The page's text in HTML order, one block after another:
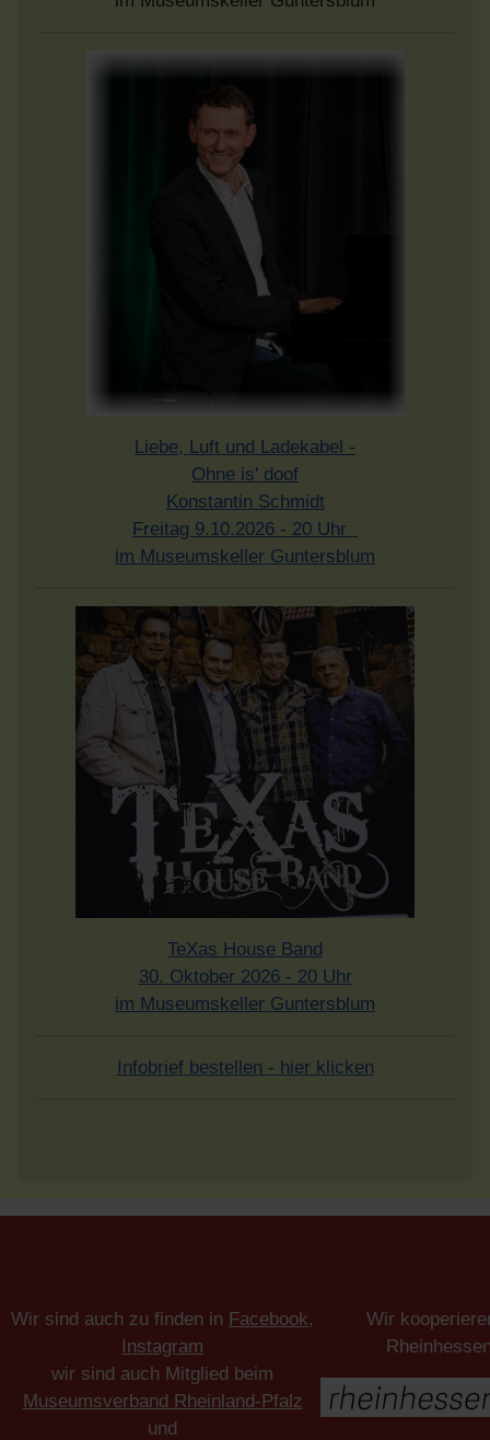
Liebe, Luft und Ladekabel -
Ohne is' doof
Konstantin Schmidt
Freitag 9.10.2026 - 20 Uhr
im Museumskeller Guntersblum
TeXas House Band
30. Oktober 2026 - 20 Uhr
im Museumskeller Guntersblum
Infobrief bestellen - hier klicken
Wir sind auch zu finden in Facebook,
Instagram
wir sind auch Mitglied beim
Museumsverband Rheinland-Pfalz
und
Wir